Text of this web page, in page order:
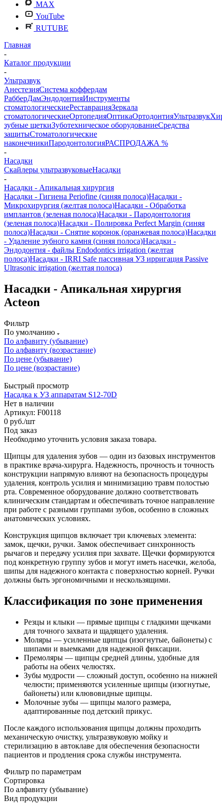
MAX
YouTube
RUTUBE
Главная
-
Каталог продукции
-
Ультразвук
АнестезияСистема коффердам
РабберДамЭндодонтияИнструменты
стоматологическиеРеставрацияЗеркала
стоматологическиеОртопедияОптикаОртодонтияУльтразвук
зубные щеткиЗуботехническое оборудованиеСредства
защитыСтоматологические
наконечникиПародонтологияРАСПРОДАЖА %
-
Насадки
Скайлеры ультразвуковыеНасадки
-
Насадки - Апикальная хирургия
Насадки - Гигиена Periofine (синяя полоса)Насадки -
Микрохирургия (желтая полоса)Насадки - Обработка
имплантов (зеленая полоса)Насадки - Пародонтология
(зеленая полоса)Насадки - Полировка Perfect Margin (синяя
полоса)Насадки - Снятие коронок (оранжевая полоса)Насадки
- Удаление зубного камня (синяя полоса)Насадки -
Эндодонтия - файлы Endodontics irrigation (желтая
полоса)Насадки - IRRI Safe пассивная УЗ ирригация Passive
Ultrasonic irrigation (желтая полоса)
Насадки - Апикальная хирургия
Acteon
Фильтр
По умолчанию
По алфавиту (убывание)
По алфавиту (возрастание)
По цене (убывание)
По цене (возрастание)
Быстрый просмотр
Насадка к УЗ аппаратам S12-70D
Нет в наличии
Артикул: F00118
0 руб./шт
Под заказ
Необходимо уточнить условия заказа товара.
Щипцы для удаления зубов — один из базовых инструментов
в практике врача-хирурга. Надежность, прочность и точность
конструкции напрямую влияют на безопасность процедуры
удаления, контроль усилия и минимизацию травм полостью
рта. Современное оборудование должно соответствовать
клиническим стандартам и обеспечивать точное направление
при работе с разными группами зубов, особенно в сложных
анатомических условиях.
Конструкция щипцов включает три ключевых элемента:
замок, щечки, ручки. Замок обеспечивает синхронность
рычагов и передачу усилия при захвате. Щечки формируются
под конкретную группу зубов и могут иметь насечки, желоба,
шипы для надежного контакта с поверхностью корней. Ручки
должны быть эргономичными и нескользящими.
Классификация по зоне применения
Резцы и клыки — прямые щипцы с гладкими щечками
для точного захвата и щадящего удаления.
Моляры — усиленные щипцы (изогнутые, байонеты) с
шипами и выемками для надежной фиксации.
Премоляры — щипцы средней длины, удобные для
работы на обеих челюстях.
Зубы мудрости — сложный доступ, особенно на нижней
челюсти; применяются усиленные щипцы (изогнутые,
байонеты) или клювовидные щипцы.
Молочные зубы — щипцы малого размера,
адаптированные под детский прикус.
После каждого использования щипцы должны проходить
механическую очистку, ультразвуковую мойку и
стерилизацию в автоклаве для обеспечения безопасности
пациентов и продления срока службы инструмента.
Фильтр по параметрам
Сортировка
По алфавиту (убывание)
Вид продукции